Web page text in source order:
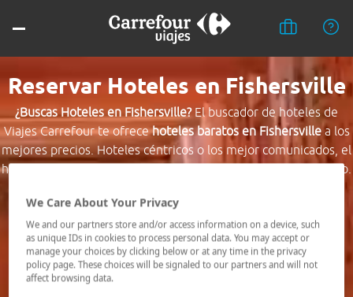
Reservar Hoteles en Fishersville
¿Buscas Hoteles en Fishersville?El buscador de hoteles de
Viajes Carrefour te ofrecehoteles baratos en Fishersville a los
mejores precios. Hoteles céntricos o los mejor comunicados, el
hotel que busques nosotros te lo encontramos al mejor precio.
Destino *
Fechas *
06/08/2026 - 07/08/2026
We Care About Your Privacy
We and our partners store and/or access information on a device, such
as unique IDs in cookies to process personal data. You may accept or
manage your choices by clicking below or at any time in the privacy
policy page. These choices will be signaled to our partners and will not
affect browsing data.